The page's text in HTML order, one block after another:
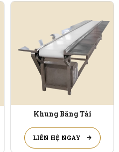
Khung Băng Tải
LIÊN HỆ NGAY